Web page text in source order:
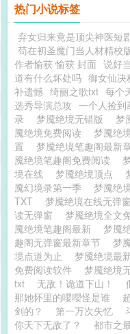
热门小说标签
弃女归来竟是顶尖神医短
苟在初圣魔门当人材精校
作者愉获 愉获 封面 说好
道有什么坏处吗 御女仙决
补遗憾 绮丽之歌txt 每个
选秀导演总攻 一个人捡到
录
梦魇绝境无错版 梦
魇绝境免费阅读
梦魇绝
置
梦魇绝境笔趣阁最新
魇绝境笔趣阁免费阅读
境在线
梦魇绝境顶点
魇幻境录第一季
梦魇绝
TXT
梦魇绝境在线无弹窗
读无弹窗
梦魇绝境全文
魇绝境笔趣阁最新
梦魇
趣阁无弹窗最新章节
梦
境点道为止
梦魇绝境最
免费阅读软件
梦魇绝境
txt
无敌！诡道下山！
那她怀里的嚶嚶怪是谁
剑的？
第一万次失忆
你天下无敌了？
都市之